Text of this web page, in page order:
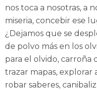
nos toca a nosotras, a
miseria, concebir ese
¿Dejamos que se
de polvo más en los
para el olvido, carroña
trazar mapas, explorar
robar saberes,